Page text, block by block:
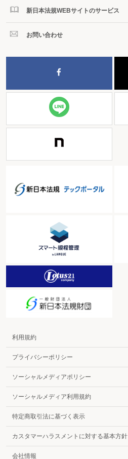
新日本法規WEBサイトのサービス
お問い合わせ
利用規約
プライバシーポリシー
ソーシャルメディアポリシー
ソーシャルメディア利用規約
特定商取引法に基づく表示
カスタマーハラスメントに対する基本方針
会社情報